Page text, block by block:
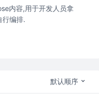
内容,用于开发人员拿
行编排.
默认顺序